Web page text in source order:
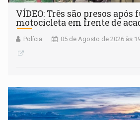
VÍDEO: Três são presos após
motocicleta em frente de
Polícia 05 de Agosto de 2026 às